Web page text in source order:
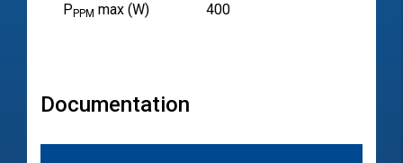
P PPM max (W) 400
Documentation